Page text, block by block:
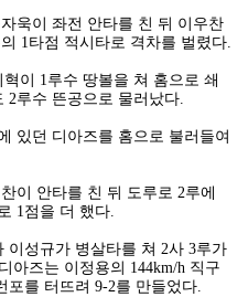
욱이 좌전 안타를 친 뒤 이우찬
1타점 적시타로 격차를 벌렸다.
이 1루수 땅볼을 쳐 홈으로 쇄
2루수 뜬공으로 물러났다.
있던 디아즈를 홈으로 불러들여
이 안타를 친 뒤 도루로 2루에
1점을 더 했다.
이성규가 병살타를 쳐 2사 3루가
아즈는 이정용의 144km/h 직구
를 터뜨려 9-2를 만들었다.